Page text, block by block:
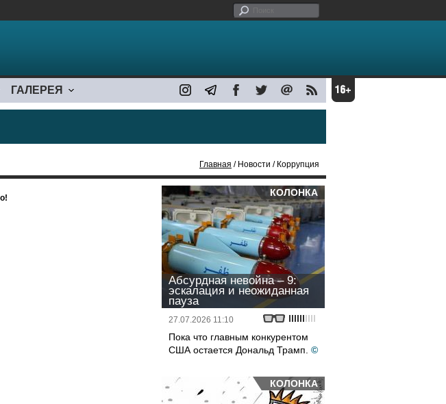
ГАЛЕРЕЯ
Главная / Новости / Коррупция
КОЛОНКА
Абсурдная невойна – 9:
эскалация и неожиданная
пауза
27.07.2026 11:10
Пока что главным конкурентом
США остается Дональд Трамп. ©
КОЛОНКА